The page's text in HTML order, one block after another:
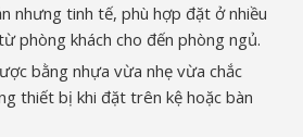
nhưng tinh tế, phù hợp đặt ở nhiều
phòng khách cho đến phòng ngủ.
bằng nhựa vừa nhẹ vừa chắc
thiết bị khi đặt trên kệ hoặc bàn